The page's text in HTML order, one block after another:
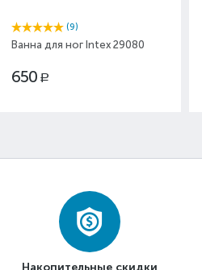
(9)
Ванна для ног Intex 29080
650 Р
Накопительные скидки